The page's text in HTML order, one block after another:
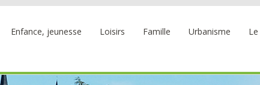
Enfance, jeunesse Loisirs Famille Urbanisme